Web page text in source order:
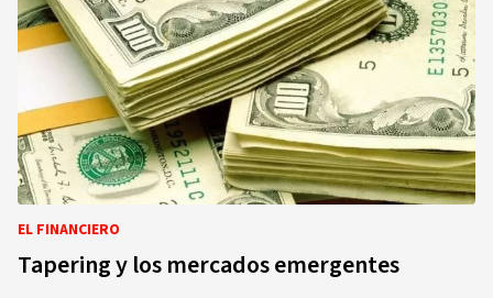
EL FINANCIERO
Tapering y los mercados emergentes